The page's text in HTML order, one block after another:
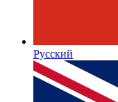
Русский